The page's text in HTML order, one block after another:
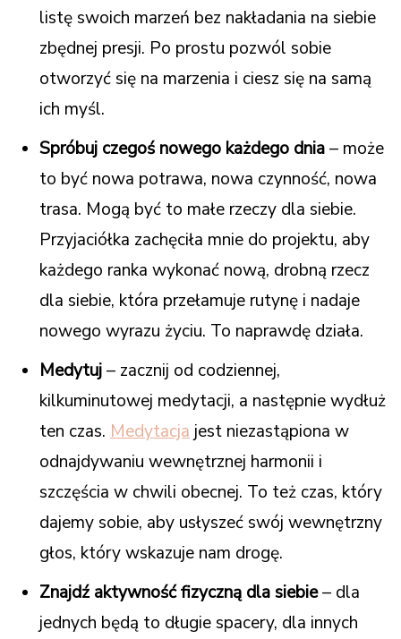
listę swoich marzeń bez nakładania na siebie
zbędnej presji. Po prostu pozwól sobie
otworzyć się na marzenia i ciesz się na samą
ich myśl.
Spróbuj czegoś nowego każdego dnia– może
to być nowa potrawa, nowa czynność, nowa
trasa. Mogą być to małe rzeczy dla siebie.
Przyjaciółka zachęciła mnie do projektu, aby
każdego ranka wykonać nową, drobną rzecz
dla siebie, która przełamuje rutynę i nadaje
nowego wyrazu życiu. To naprawdę działa.
Medytuj– zacznij od codziennej,
kilkuminutowej medytacji, a następnie wydłuż
ten czas. Medytacja jest niezastąpiona w
odnajdywaniu wewnętrznej harmonii i
szczęścia w chwili obecnej. To też czas, który
dajemy sobie, aby usłyszeć swój wewnętrzny
głos, który wskazuje nam drogę.
Znajdź aktywność fizyczną dla siebie– dla
jednych będą to długie spacery, dla innych